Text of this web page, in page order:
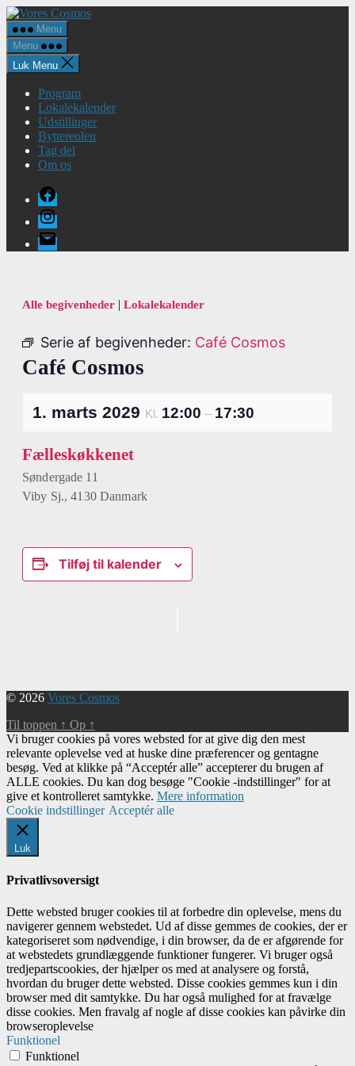
Spring
til
indholdet
Vores
Menu
Menu
Luk Menu
Program
Lokalekalender
Udstillinger
Byttereolen
Tag del
Om os
Facebook
Instagram
E-
mail
Alle begivenheder | Lokalekalender
Serie af begivenheder: Café Cosmos
Café Cosmos
1. marts 2029 Kl. 12:00 – 17:30
Fælleskøkkenet
Søndergade 11
Viby Sj., 4130 Danmark
Tilføj til kalender
© 2026 Vores Cosmos
Til toppen ↑ Op ↑
Vi bruger cookies på vores websted for at give dig den mest
relevante oplevelse ved at huske dine præferencer og gentagne
besøg. Ved at klikke på “Acceptér alle” accepterer du brugen af ​​
ALLE cookies. Du kan dog besøge "Cookie -indstillinger" for at
give et kontrolleret samtykke. Mere information
Cookie indstillinger Acceptér alle
Luk
Privatlivsoversigt
Dette websted bruger cookies til at forbedre din oplevelse, mens du
navigerer gennem webstedet. Ud af disse gemmes de cookies, der er
kategoriseret som nødvendige, i din browser, da de er afgørende for
at webstedets grundlæggende funktioner fungerer. Vi bruger også
tredjepartscookies, der hjælper os med at analysere og forstå,
hvordan du bruger dette websted. Disse cookies gemmes kun i din
browser med dit samtykke. Du har også mulighed for at fravælge
disse cookies. Men fravalg af nogle af disse cookies kan påvirke din
browseroplevelse
Funktionel
Funktionel